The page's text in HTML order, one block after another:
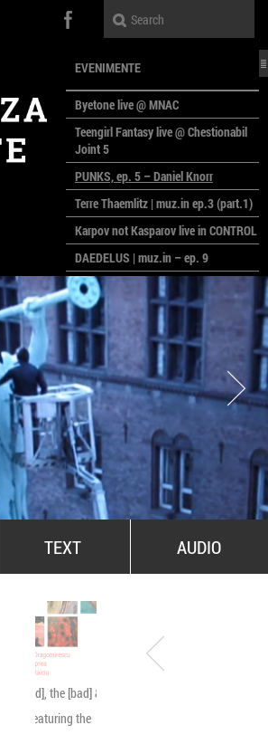
EVENIMENTE
Byetone live @ MNAC
Teengirl Fantasy live @ Chestionabil
Joint 5
PUNKS, ep. 5 – Daniel Knorr
Terre Thaemlitz | muz.in ep.3 (part.1)
Karpov not Kasparov live in CONTROL
DAEDELUS | muz.in – ep. 9
LALELE, LALELE – prima premieră a
anului la MACAZ
CinePOLSKA – filme poloneze la
București
PEOPLE OF ROMANIA se lansează la
galeria Simeza
All Stars For Outernational
TEXT AUDIO
The [good], the [bad] & the
[ugly]… featuring the